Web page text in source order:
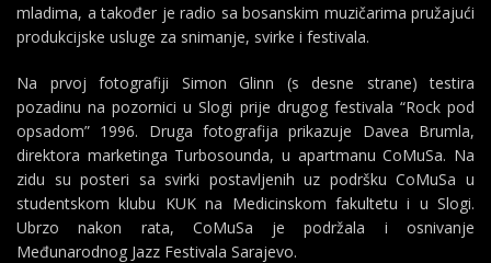
mladima, a također je radio sa bosanskim muzičarima pružajući
produkcijske usluge za snimanje, svirke i festivala.
Na prvoj fotografiji Simon Glinn (s desne strane) testira
pozadinu na pozornici u Slogi prije drugog festivala “Rock pod
opsadom” 1996. Druga fotografija prikazuje Davea Brumla,
direktora marketinga Turbosounda, u apartmanu CoMuSa. Na
zidu su posteri sa svirki postavljenih uz podršku CoMuSa u
studentskom klubu KUK na Medicinskom fakultetu i u Slogi.
Ubrzo nakon rata, CoMuSa je podržala i osnivanje
Međunarodnog Jazz Festivala Sarajevo.